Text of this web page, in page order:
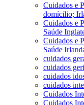
Cuidados e
domícilio;
Cuidados e
Saúde
Cuidados e
Saúde
cuidados
cuidados
cuidados
cuidados
Cuidados
Cuidados